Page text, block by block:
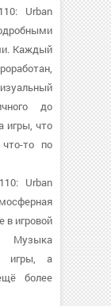
Urban
Каждый
до
игры, что
то по
Urban
в игровой
Музыка
игры, а
более